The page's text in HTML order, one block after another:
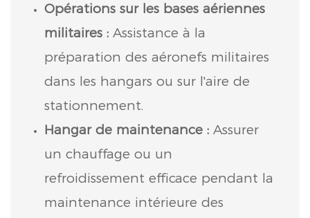
Opérations sur les bases aériennes
militaires :Assistance à la
préparation des aéronefs militaires
dans les hangars ou sur l'aire de
stationnement.
Hangar de maintenance :Assurer
un chauffage ou un
refroidissement efficace pendant la
maintenance intérieure des